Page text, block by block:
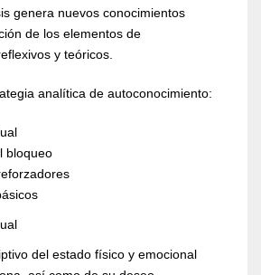
genera nuevos conocimientos
de los elementos de
y teóricos.
analítica de autoconocimiento:
bloqueo
del estado físico y emocional